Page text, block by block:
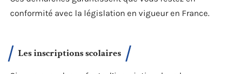
conformité avec la législation en vigueur en France.
Les inscriptions scolaires